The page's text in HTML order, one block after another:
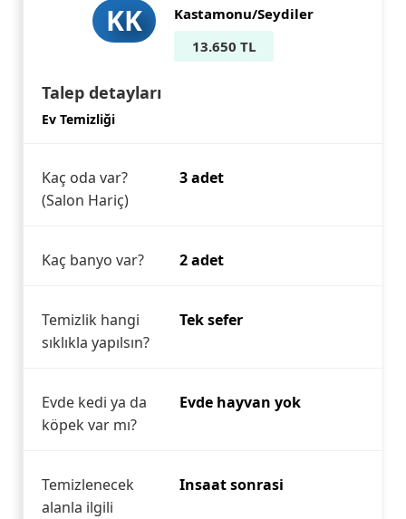
KK
Kastamonu/Seydiler
13.650 TL
Talep detayları
Ev Temizliği
Kaç oda var?
(Salon Hariç)
3 adet
Kaç banyo var? 2 adet
Temizlik hangi
sıklıkla yapılsın?
Tek sefer
Evde kedi ya da
köpek var mı?
Evde hayvan yok
Temizlenecek
alanla ilgili
Insaat sonrasi